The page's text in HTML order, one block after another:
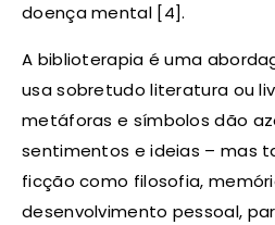
doença mental [4].
A biblioterapia é uma
usa sobretudo literatura ou
metáforas e símbolos dão
sentimentos e ideias – mas
ficção como filosofia,
desenvolvimento pessoal,